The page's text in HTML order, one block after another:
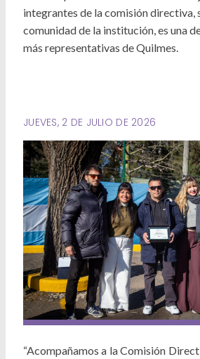
Deportes
Ambiente
Empleo y Formación Laboral
Internacionales
integrantes de la comisión directiva,
comunidad de la institución, es una
más representativas de Quilmes.
JUEVES, 2 DE JULIO DE 2026
“Acompañamos a la Comisión